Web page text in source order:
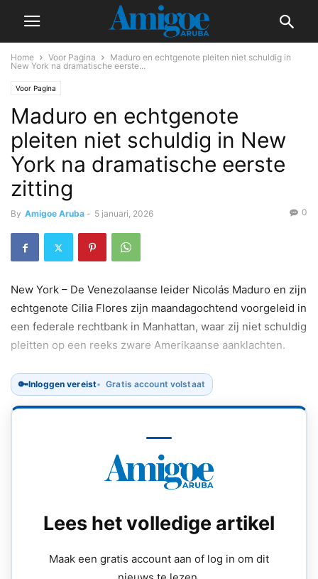
Home Voor Pagina
Maduro en echtgenote pleiten niet schuldig in
New York na dramatische eerste...
Voor Pagina
Maduro en echtgenote
pleiten niet schuldig in New
York na dramatische eerste
zitting
By Amigoe Aruba - 5 januari, 2026 0
New York – De Venezolaanse leider Nicolás Maduro en zijn
echtgenote Cilia Flores zijn maandagochtend voorgeleid in
een federale rechtbank in Manhattan, waar zij niet schuldig
pleitten op een reeks zware Amerikaanse aanklachten.
🔑Inloggen vereist Gratis account volstaat
Lees het volledige artikel
Maak een gratis account aan of log in om dit